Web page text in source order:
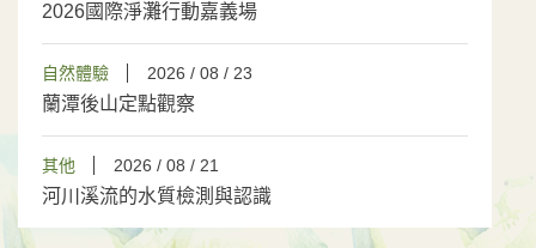
2026國際淨灘行動嘉義場
自然體驗 2026 / 08 / 23
蘭潭後山定點觀察
其他 2026 / 08 / 21
河川溪流的水質檢測與認識